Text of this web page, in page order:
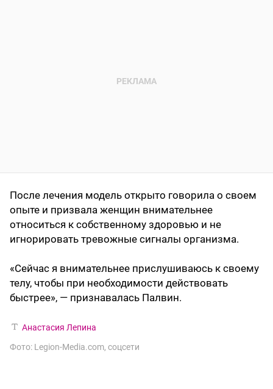
После лечения модель открыто говорила о своем
опыте и призвала женщин внимательнее
относиться к собственному здоровью и не
игнорировать тревожные сигналы организма.
«Сейчас я внимательнее прислушиваюсь к своему
телу, чтобы при необходимости действовать
быстрее», — признавалась Палвин.
Анастасия Лепина
Фото: Legion-Media.com, соцсети